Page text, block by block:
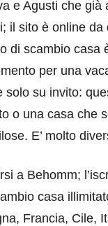
e Agusti che già
il sito è online da
di scambio casa
per una
su invito:
o una casa che
E’ molto
a Behomm;
casa
Francia, Cile,